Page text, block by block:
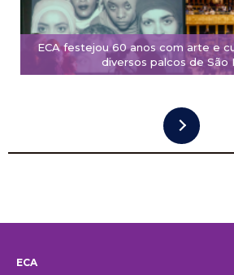
ECA festejou 60 anos com arte e
diversos palcos de São
ECA